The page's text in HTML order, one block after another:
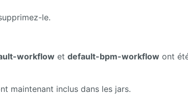
le.
workflow et default-bpm-workflow ont
maintenant inclus dans les jars.